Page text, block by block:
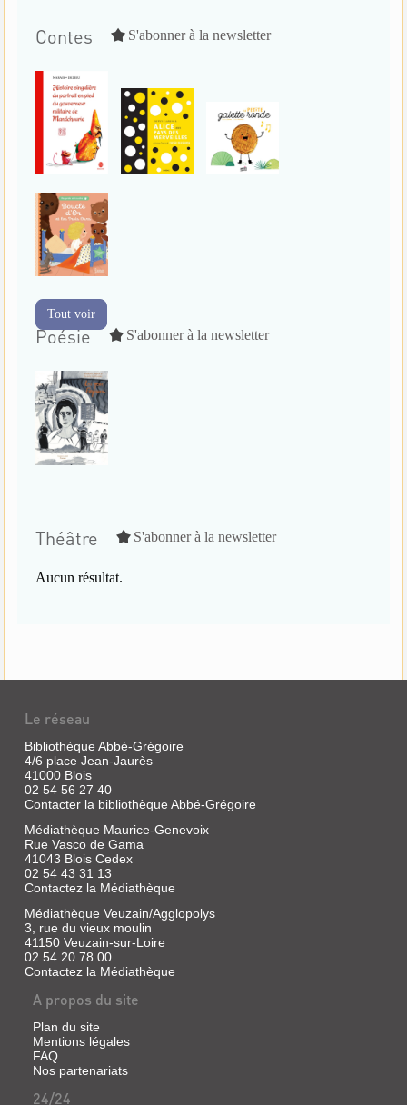
Contes S'abonner à la newsletter
Tout voir
Poésie S'abonner à la newsletter
Théâtre S'abonner à la newsletter
Aucun résultat.
Le réseau
Bibliothèque Abbé-Grégoire
4/6 place Jean-Jaurès
41000 Blois
02 54 56 27 40
Contacter la bibliothèque Abbé-Grégoire
Médiathèque Maurice-Genevoix
Rue Vasco de Gama
41043 Blois Cedex
02 54 43 31 13
Contactez la Médiathèque
Médiathèque Veuzain/Agglopolys
3, rue du vieux moulin
41150 Veuzain-sur-Loire
02 54 20 78 00
Contactez la Médiathèque
A propos du site
Plan du site
Mentions légales
FAQ
Nos partenariats
24/24